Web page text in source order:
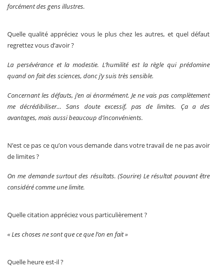
forcément des gens illustres.
Quelle qualité appréciez vous le plus chez les autres, et quel défaut
regrettez vous d’avoir ?
La persévérance et la modestie. L’humilité est la règle qui prédomine
quand on fait des sciences, donc j’y suis très sensible.
Concernant les défauts, j’en ai énormément. Je ne vais pas complètement
me décrédibiliser… Sans doute excessif, pas de limites. Ça a des
avantages, mais aussi beaucoup d’inconvénients.
N’est ce pas ce qu’on vous demande dans votre travail de ne pas avoir
de limites ?
On me demande surtout des résultats. (Sourire) Le résultat pouvant être
considéré comme une limite.
Quelle citation appréciez vous particulièrement ?
« Les choses ne sont que ce que l’on en fait »
Quelle heure est-il ?